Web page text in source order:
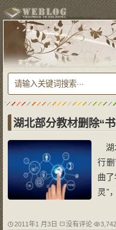
湖北部分教材删除“
湖
行
曲
灵”
《三
2011年1 月3日 没有评论